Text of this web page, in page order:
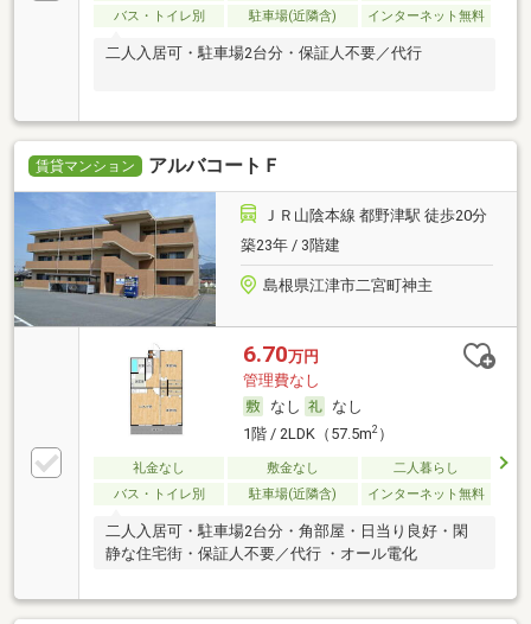
バス・トイレ別
駐車場(近隣含) インターネット無料
二人入居可・駐車場2台分・保証人不要／代行
賃貸マンション アルバコートＦ
ＪＲ山陰本線 都野津駅 徒歩20分
築23年 / 3階建
島根県江津市二宮町神主
6.70万円
管理費なし
なし
なし
1階 / 2LDK（57.5m2）
礼金なし 敷金なし
二人暮らし
バス・トイレ別
駐車場(近隣含) インターネット無料
二人入居可・駐車場2台分・角部屋・日当り良好・閑
静な住宅街・保証人不要／代行 ・オール電化